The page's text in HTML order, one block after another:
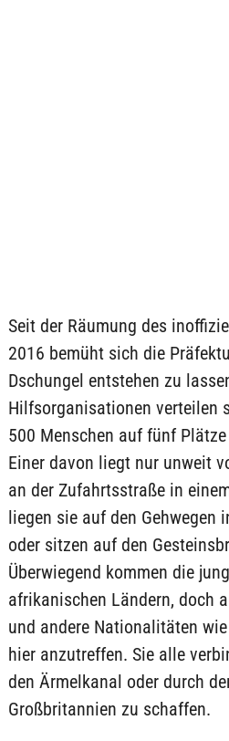
Seit der Räumung des
2016 bemüht sich die
Dschungel entstehen zu
Hilfsorganisationen verteilen
500 Menschen auf fünf
Einer davon liegt nur unweit
an der Zufahrtsstraße in
liegen sie auf den Gehwegen
oder sitzen auf den
Überwiegend kommen die
afrikanischen Ländern, doch
und andere Nationalitäten
hier anzutreffen. Sie alle
den Ärmelkanal oder durch
Großbritannien zu schaffen.